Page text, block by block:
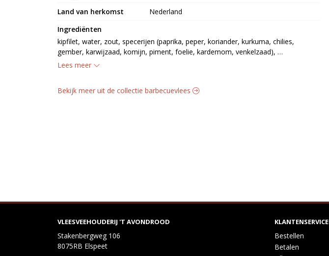
Land van herkomst
Nederland
Ingrediënten
kipfilet, water, zout, specerijen (paprika, peper, koriander, kurkuma, chilies,
gember, karwijzaad, komijn, piment, foelie, kardemom, venkelzaad),
smaakversterker: mononatriumglutamaat, kruiden (fenegriek), varkensvlees,
Lees meer
Bekijk meer uit de collectie barbecuevlees
VLEESVEEHOUDERIJ 'T AVONDROOD
Stakenbergweg 106
8075RB Elspeet
KLANTENSERVICE
Bestellen
Betalen